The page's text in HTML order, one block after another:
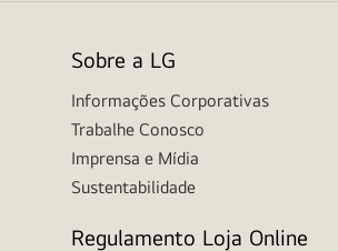
Sobre a LG
Informações Corporativas
Trabalhe Conosco
Imprensa e Mídia
Sustentabilidade
Regulamento Loja Online